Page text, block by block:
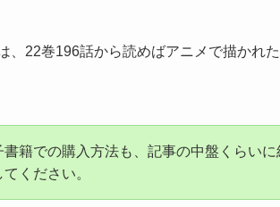
、 22巻196話から読めばアニメで描かれ
籍での購入方法も、記事の中盤くらいに
ください。